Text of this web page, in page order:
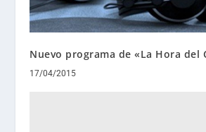
Nuevo programa de «La Hora del
17/04/2015